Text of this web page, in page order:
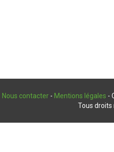
Nous contacter - Mentions légales -
Tous droits